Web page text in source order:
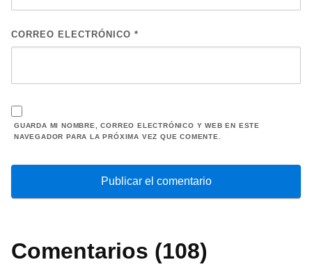
CORREO ELECTRÓNICO *
GUARDA MI NOMBRE, CORREO ELECTRÓNICO Y WEB EN ESTE
NAVEGADOR PARA LA PRÓXIMA VEZ QUE COMENTE.
Comentarios (108)